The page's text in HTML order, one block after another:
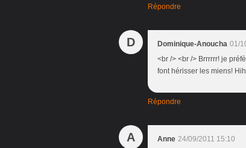
Répondre
D Dominique-Anoucha 01/
<br /> <br /> Brrrrrr! je
font hérisser les miens!
Répondre
A Anne 24/09/2011 15:10